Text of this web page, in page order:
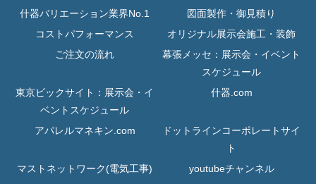
什器バリエーション業界No.1
図面製作・御見積り
コストパフォーマンス
オリジナル展示会施工・装飾
ご注文の流れ
幕張メッセ：展示会・イベント
スケジュール
東京ビックサイト：展示会・イ
ベントスケジュール
什器.com
アパレルマネキン.com
ドットラインコーポレートサイ
ト
マストネットワーク(電気工事)
youtubeチャンネル